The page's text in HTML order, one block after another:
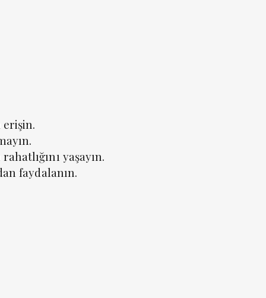
yaşayın.
faydalanın.